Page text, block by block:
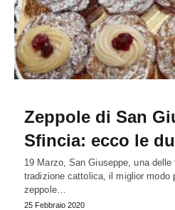
Zeppole di San
Sfincia: ecco le
19 Marzo, San Giuseppe, una
tradizione cattolica, il miglior modo
zeppole…
25 Febbraio 2020